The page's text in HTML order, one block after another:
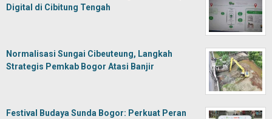
Digital di Cibitung Tengah
Normalisasi Sungai Cibeuteung, Langkah
Strategis Pemkab Bogor Atasi Banjir
Festival Budaya Sunda Bogor: Perkuat Peran